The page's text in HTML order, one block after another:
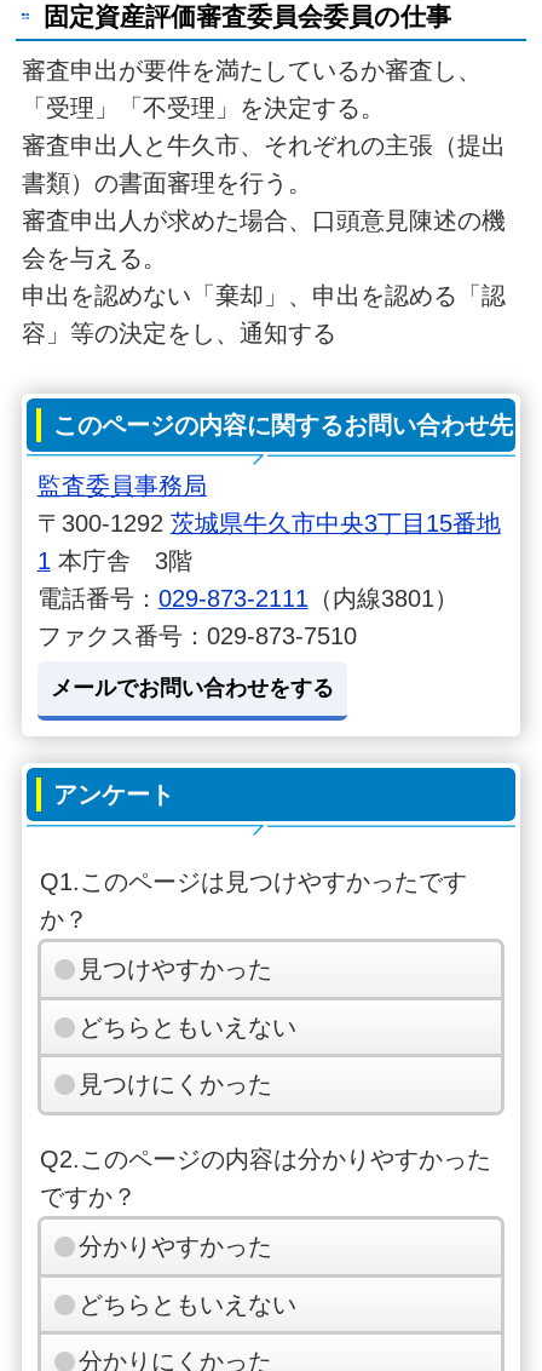
固定資産評価審査委員会委員の仕事
審査申出が要件を満たしているか審査し、
「受理」「不受理」を決定する。
審査申出人と牛久市、それぞれの主張（提出
書類）の書面審理を行う。
審査申出人が求めた場合、口頭意見陳述の機
会を与える。
申出を認めない「棄却」、申出を認める「認
容」等の決定をし、通知する
このページの内容に関するお問い合わせ先
監査委員事務局
〒300-1292 茨城県牛久市中央3丁目15番地
1 本庁舎 3階
電話番号： 029-873-2111 （内線3801）
ファクス番号：029-873-7510
メールでお問い合わせをする
アンケート
Q1.このページは見つけやすかったです
か？
見つけやすかった
どちらともいえない
見つけにくかった
Q2.このページの内容は分かりやすかった
ですか？
分かりやすかった
どちらともいえない
分かりにくかった